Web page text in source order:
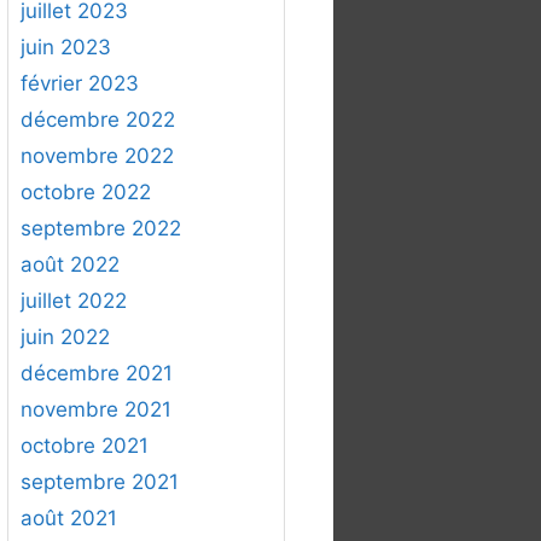
juillet 2023
juin 2023
février 2023
décembre 2022
novembre 2022
octobre 2022
septembre 2022
août 2022
juillet 2022
juin 2022
décembre 2021
novembre 2021
octobre 2021
septembre 2021
août 2021